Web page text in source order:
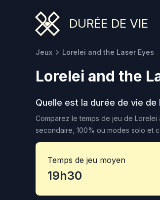
DURÉE DE VIE
Jeux Lorelei and the Laser Eyes
Lorelei and the
Quelle est la durée de vie de
Comparez le temps de jeu de Lorelei
secondaire, 100% ou modes solo et
Temps de jeu moyen
19h30